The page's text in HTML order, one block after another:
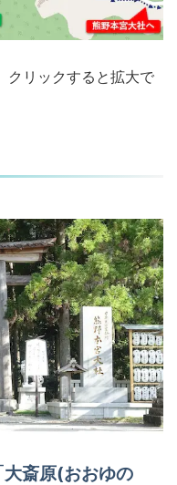
リックすると拡大で
斎原(おおゆの